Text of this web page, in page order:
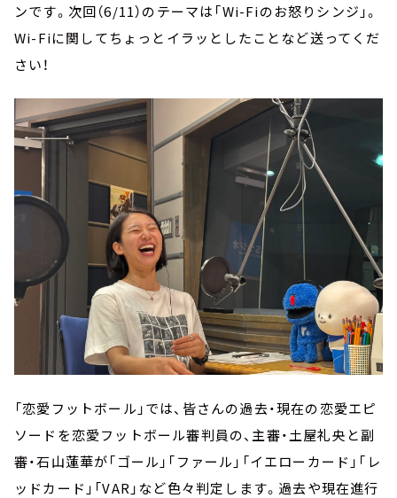
ンです。次回（6/11）のテーマは「Wi-Fiのお怒りシンジ」。
Wi-Fiに関してちょっとイラッとしたことなど送ってくだ
さい！
「恋愛フットボール」では、皆さんの過去・現在の恋愛エピ
ソードを恋愛フットボール審判員の、主審・土屋礼央と副
審・石山蓮華が「ゴール」「ファール」「イエローカード」「レ
ッドカード」「VAR」など色々判定します。過去や現在進行